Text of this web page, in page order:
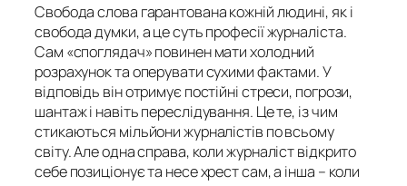
Свобода слова гарантована кожній людині, як і
свобода думки, а це суть професії журналіста.
Сам «споглядач» повинен мати холодний
розрахунок та оперувати сухими фактами. У
відповідь він отримує постійні стреси, погрози,
шантаж і навіть переслідування. Це те, із чим
стикаються мільйони журналістів по всьому
світу. Але одна справа, коли журналіст відкрито
себе позиціонує та несе хрест сам, а інша – коли